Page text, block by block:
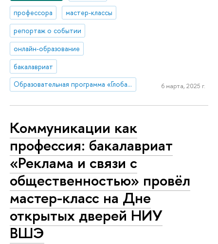
профессора
мастер-классы
репортаж о событии
онлайн-образование
бакалавриат
Образовательная программа «Глобальные цифровые коммуникации»
6 марта, 2025 г.
Коммуникации как
профессия: бакалавриат
«Реклама и связи с
общественностью» провёл
мастер-класс на Дне
открытых дверей НИУ
ВШЭ